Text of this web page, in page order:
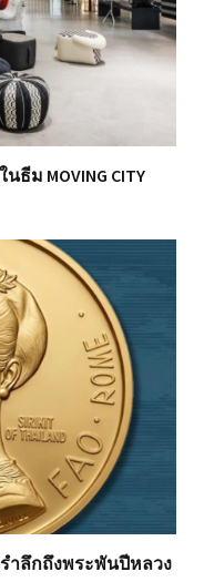
ธีม MOVING CITY
ำลึกถึงพระพันปีหลวง